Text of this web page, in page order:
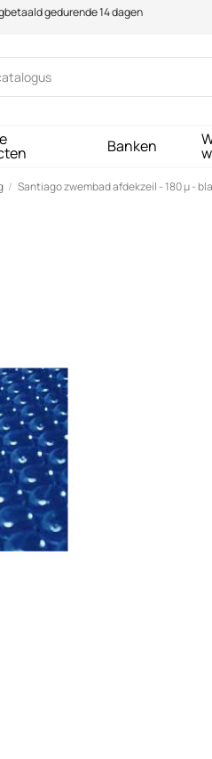
gedurende 14 dagen
Banken
Santiago zwembad afdekzeil - 180 µ -